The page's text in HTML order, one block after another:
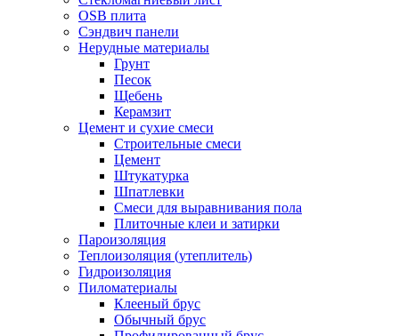
OSB плита
Сэндвич панели
Нерудные материалы
Грунт
Песок
Щебень
Керамзит
Цемент и сухие смеси
Строительные смеси
Цемент
Штукатурка
Шпатлевки
Смеси для выравнивания пола
Плиточные клеи и затирки
Пароизоляция
Теплоизоляция (утеплитель)
Гидроизоляция
Пиломатериалы
Клееный брус
Обычный брус